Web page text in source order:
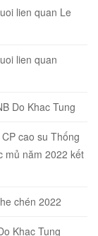
lien quan Le
lien quan
Do Khac Tung
cao su Thống
mủ năm 2022 kết
chén 2022
Khac Tung